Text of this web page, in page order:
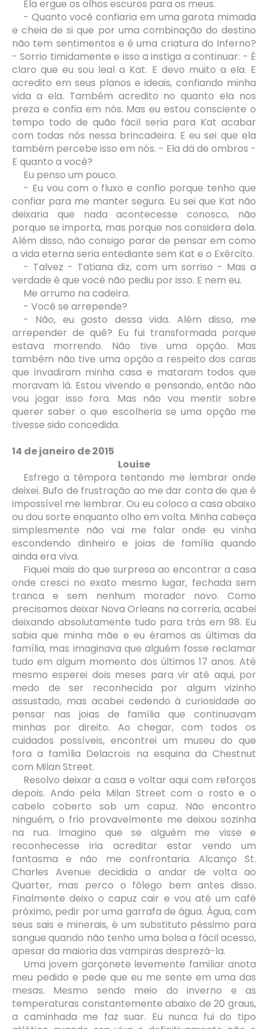
Ela ergue os olhos escuros para os meus.
- Quanto você confiaria em uma garota mimada
e cheia de si que por uma combinação do destino
não tem sentimentos e é uma criatura do Inferno?
- Sorrio timidamente e isso a instiga a continuar: - É
claro que eu sou leal a Kat. E devo muito a ela. E
acredito em seus planos e ideais, confiando minha
vida a ela. Também acredito no quanto ela nos
preza e confia em nós. Mas eu estou consciente o
tempo todo de quão fácil seria para Kat acabar
com todas nós nessa brincadeira. E eu sei que ela
também percebe isso em nós. - Ela dá de ombros -
E quanto a você?
Eu penso um pouco.
- Eu vou com o fluxo e confio porque tenho que
confiar para me manter segura. Eu sei que Kat não
deixaria que nada acontecesse conosco, não
porque se importa, mas porque nos considera dela.
Além disso, não consigo parar de pensar em como
a vida eterna seria entediante sem Kat e o Exército.
- Talvez - Tatiana diz, com um sorriso - Mas a
verdade é que você não pediu por isso. E nem eu.
Me arrumo na cadeira.
- Você se arrepende?
- Não, eu gosto dessa vida. Além disso, me
arrepender de quê? Eu fui transformada porque
estava morrendo. Não tive uma opção. Mas
também não tive uma opção a respeito dos caras
que invadiram minha casa e mataram todos que
moravam lá. Estou vivendo e pensando, então não
vou jogar isso fora. Mas não vou mentir sobre
querer saber o que escolheria se uma opção me
tivesse sido concedida.
14 de janeiro de 2015
Louise
Esfrego a têmpora tentando me lembrar onde
deixei. Bufo de frustração ao me dar conta de que é
impossível me lembrar. Ou eu coloco a casa abaixo
ou dou sorte enquanto olho em volta. Minha cabeça
simplesmente não vai me falar onde eu vinha
escondendo dinheiro e joias de família quando
ainda era viva.
Fiquei mais do que surpresa ao encontrar a casa
onde cresci no exato mesmo lugar, fechada sem
tranca e sem nenhum morador novo. Como
precisamos deixar Nova Orleans na correria, acabei
deixando absolutamente tudo para trás em 98. Eu
sabia que minha mãe e eu éramos as últimas da
família, mas imaginava que alguém fosse reclamar
tudo em algum momento dos últimos 17 anos. Até
mesmo esperei dois meses para vir até aqui, por
medo de ser reconhecida por algum vizinho
assustado, mas acabei cedendo à curiosidade ao
pensar nas joias de família que continuavam
minhas por direito. Ao chegar, com todos os
cuidados possíveis, encontrei um museu do que
fora a família Delacrois na esquina da Chestnut
com Milan Street.
Resolvo deixar a casa e voltar aqui com reforços
depois. Ando pela Milan Street com o rosto e o
cabelo coberto sob um capuz. Não encontro
ninguém, o frio provavelmente me deixou sozinha
na rua. Imagino que se alguém me visse e
reconhecesse iria acreditar estar vendo um
fantasma e não me confrontaria. Alcanço St.
Charles Avenue decidida a andar de volta ao
Quarter, mas perco o fôlego bem antes disso.
Finalmente deixo o capuz cair e vou até um café
próximo, pedir por uma garrafa de água. Água, com
seus sais e minerais, é um substituto péssimo para
sangue quando não tenho uma bolsa a fácil acesso,
apesar da maioria das vampiras desprezá-la.
Uma jovem garçonete levemente familiar anota
meu pedido e pede que eu me sente em uma das
mesas. Mesmo sendo meio do inverno e as
temperaturas constantemente abaixo de 20 graus,
a caminhada me faz suar. Eu nunca fui do tipo